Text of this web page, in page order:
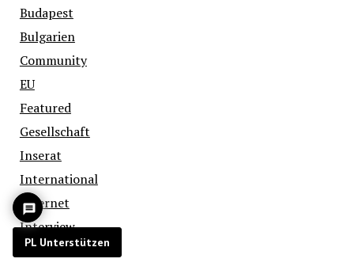
Budapest
Bulgarien
Community
EU
Featured
Gesellschaft
Inserat
International
Internet
Interview
Kino
PL Unterstützen